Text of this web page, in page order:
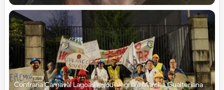
Confraria Carnaval Lagoas levou alegria à Marcha Gualteriana